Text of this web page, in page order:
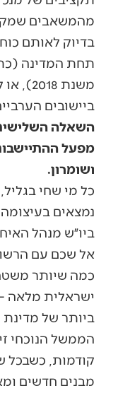
מהמשאבים
בדיוק לאותם
תחת המדינה
משנת
ביישובים
השאלה
מפעל
ושומרון.
כל מי שחי בגליל,
נמצאים
ביו״ש מנהל
אל שכם עם
ישראלית מלאה
ביותר של
קודמות, כשבכל
מבנים חדשים